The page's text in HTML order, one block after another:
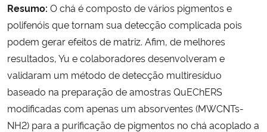
Controladoria-Geral da União
Secretaria de Governo
Resumo: O chá é composto de vários pigmentos e
polifenóis que tornam sua detecção complicada pois
podem gerar efeitos de matriz. Afim, de melhores
resultados, Yu e colaboradores desenvolveram e
validaram um método de detecção multiresíduo
baseado na preparação de amostras QuEChERS
modificadas com apenas um absorventes (MWCNTs-
NH2) para a purificação de pigmentos no chá acoplado a